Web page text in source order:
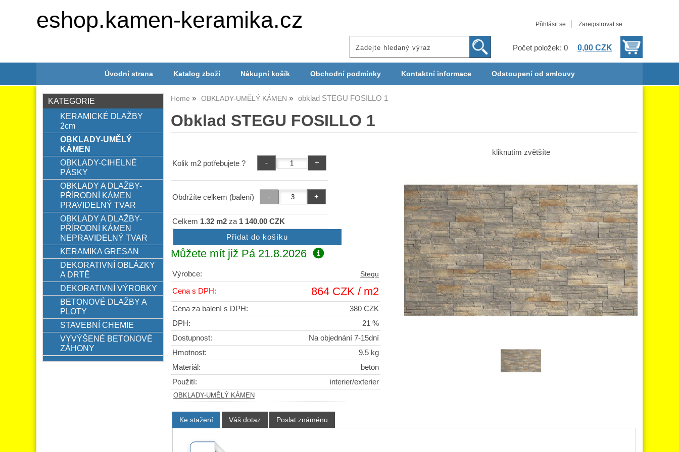
Přihlásit se Zaregistrovat se
Počet položek: 0 0,00 CZK
eshop.kamen-keramika.cz
Úvodní strana Katalog zboží Nákupní košík Obchodní podmínky Kontaktní informace Odstoupení od smlouvy
Home OBKLADY-UMĚLÝ KÁMEN obklad STEGU FOSILLO 1
Obklad STEGU FOSILLO 1
kliknutím zvětšíte
Kolik m2 potřebujete ?
Obdržíte celkem (balení)
Celkem 1.32 m2 za 1 140.00 CZK
Můžete mít již Pá 21.8.2026
Výrobce: Stegu
Cena s DPH: 864 CZK / m2
Cena za balení s DPH:
380 CZK
DPH:
21 %
Dostupnost:
Na objednání 7-15dní
Hmotnost:
9.5 kg
Materiál:
beton
Použití:
interier/exterier
OBKLADY-UMĚLÝ KÁMEN
Ke stažení Váš dotaz Poslat známénu
KATEGORIE
KERAMICKÉ DLAŽBY
2cm
OBKLADY-UMĚLÝ
KÁMEN
OBKLADY-CIHELNÉ
PÁSKY
OBKLADY A DLAŽBY-
PŘÍRODNÍ KÁMEN
PRAVIDELNÝ TVAR
OBKLADY A DLAŽBY-
PŘÍRODNÍ KÁMEN
NEPRAVIDELNÝ TVAR
KERAMIKA GRESAN
DEKORATIVNÍ OBLÁZKY
A DRTĚ
DEKORATIVNÍ VÝROBKY
BETONOVÉ DLAŽBY A
PLOTY
STAVEBNÍ CHEMIE
VYVÝŠENÉ BETONOVÉ
ZÁHONY